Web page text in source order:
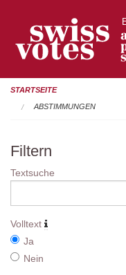
STARTSEITE
ABSTIMMUNGEN
Filtern
Textsuche
Volltext
Ja
Nein